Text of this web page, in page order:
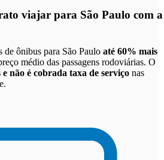
viajar para São Paulo com a
de ônibus para São Paulo até 60% mais
médio das passagens rodoviárias. O
não é cobrada taxa de serviço nas